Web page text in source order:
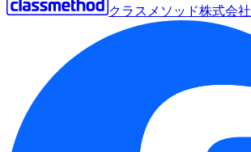
クラスメソッド株式会社